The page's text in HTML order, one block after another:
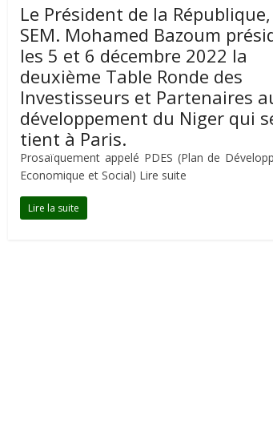
Le Président de la République,
SEM. Mohamed Bazoum
les 5 et 6 décembre 2022 la
deuxième Table Ronde des
Investisseurs et Partenaires
développement du Niger qui
tient à Paris.
Prosaïquement appelé PDES (Plan de
Economique et Social) Lire suite
Lire la suite